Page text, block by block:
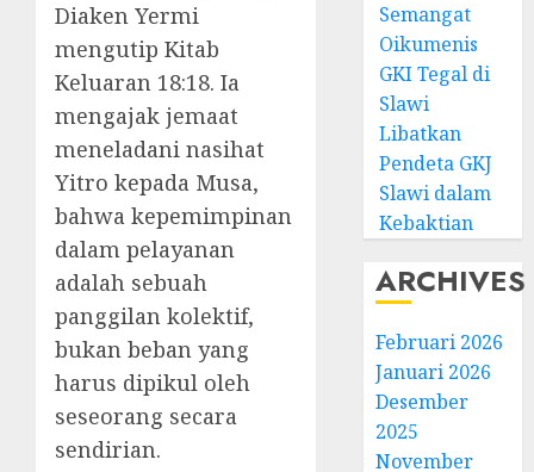
Diaken Yermi
mengutip Kitab
Keluaran 18:18. Ia
mengajak jemaat
meneladani nasihat
Yitro kepada Musa,
bahwa kepemimpinan
dalam pelayanan
adalah sebuah
panggilan kolektif,
bukan beban yang
harus dipikul oleh
seseorang secara
sendirian.
Semangat
Oikumenis
GKI Tegal di
Slawi
Libatkan
Pendeta GKJ
Slawi dalam
Kebaktian
ARCHIVES
Februari 2026
Januari 2026
Desember
2025
November